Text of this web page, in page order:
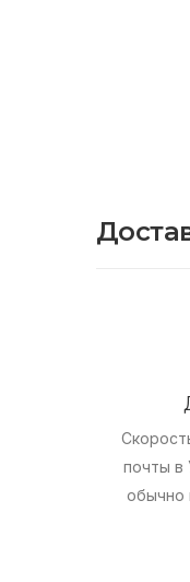
почты в
обычно